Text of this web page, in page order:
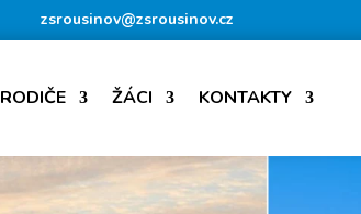
zsrousinov@zsrousinov.cz
RODIČE ŽÁCI KONTAKTY